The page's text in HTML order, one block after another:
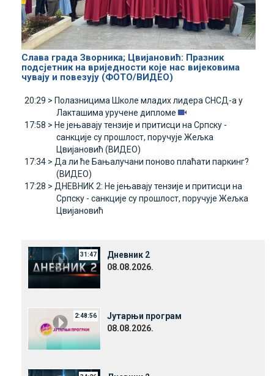
Слава града Зворника; Цвијановић: Празник
подсјетник на вриједности које нас вијековима
чувају и повезују (ФОТО/ВИДЕО)
20:29 > Полазницима Школе младих лидера СНСД-а у
Лакташима уручене дипломе
17:58 > Не јењавају тензије и притисци на Српску -
санкције су прошлост, поручује Жељка
Цвијановић (ВИДЕО)
17:34 > Да ли ће Бањалучани поново плаћати паркинг?
(ВИДЕО)
17:28 > ДНЕВНИК 2: Не јењавају тензије и притисци на
Српску - санкције су прошлост, поручује Жељка
Цвијановић
31:47
Дневник 2
08.08.2026.
2:48:56
Јутарњи програм
08.08.2026.